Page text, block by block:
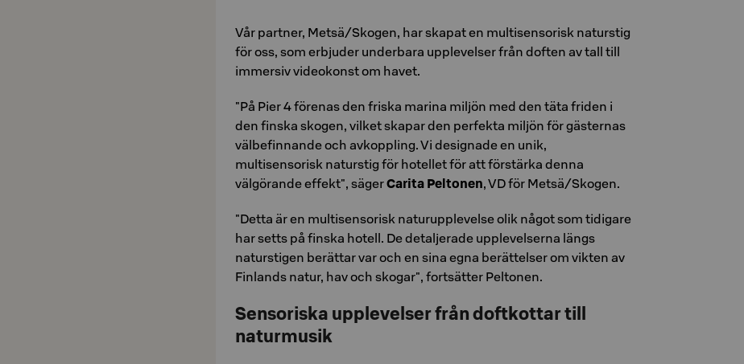
Vår partner, Metsä/Skogen, har skapat en multisensorisk naturstig
för oss, som erbjuder underbara upplevelser från doften av tall till
immersiv videokonst om havet.
"På Pier 4 förenas den friska marina miljön med den täta friden i
den finska skogen, vilket skapar den perfekta miljön för gästernas
välbefinnande och avkoppling. Vi designade en unik,
multisensorisk naturstig för hotellet för att förstärka denna
välgörande effekt", sägerCarita Peltonen, VD för Metsä/Skogen.
"Detta är en multisensorisk naturupplevelse olik något som tidigare
har setts på finska hotell. De detaljerade upplevelserna längs
naturstigen berättar var och en sina egna berättelser om vikten av
Finlands natur, hav och skogar", fortsätter Peltonen.
Sensoriska upplevelser från doftkottar till
naturmusik